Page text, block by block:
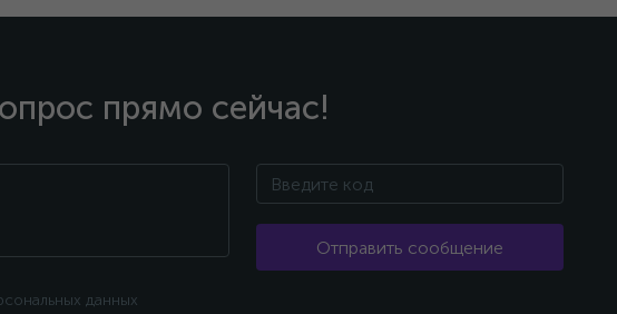
прямо сейчас!
Отправить сообщение
данных